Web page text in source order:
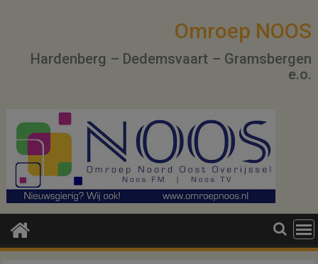
Omroep NOOS
Hardenberg – Dedemsvaart – Gramsbergen
e.o.